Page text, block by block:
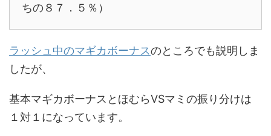
ちの８７．５％）
ラッシュ中のマギカボーナスのところでも説明しま
したが、
基本マギカボーナスとほむらVSマミの振り分けは
１対１になっています。